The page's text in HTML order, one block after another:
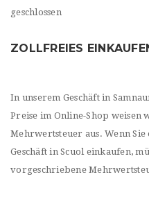
geschlossen
ZOLLFREIES
In unserem Geschäft in
Preise im Online-Shop weisen
Mehrwertsteuer aus. Wenn
Geschäft in Scuol einkaufen,
vorgeschriebene